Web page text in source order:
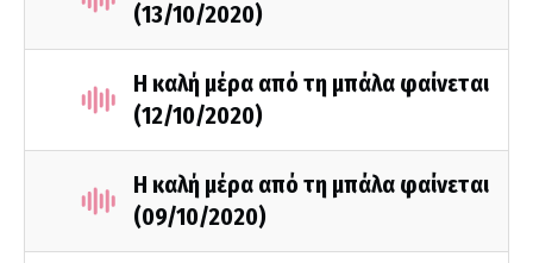
(13/10/2020)
Η καλή μέρα από τη μπάλα φαίνεται
(12/10/2020)
Η καλή μέρα από τη μπάλα φαίνεται
(09/10/2020)